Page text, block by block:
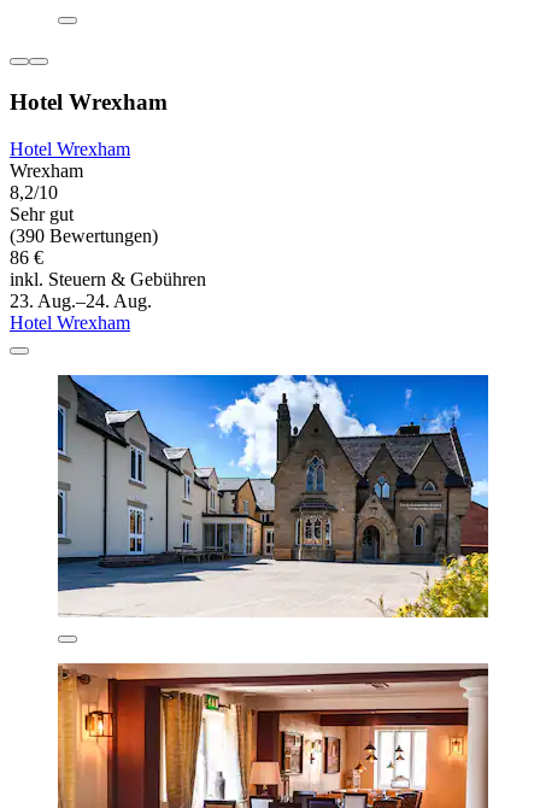
Hotel Wrexham
Hotel Wrexham
Wrexham
8,2/10
Sehr gut
(390 Bewertungen)
86 €
inkl. Steuern & Gebühren
23. Aug.–24. Aug.
Hotel Wrexham